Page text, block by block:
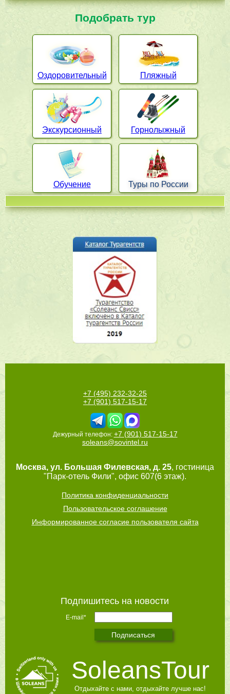
Подобрать тур
Оздоровительный Пляжный
Экскурсионный Горнолыжный
Обучение Туры по России
+7 (495) 232-32-25
+7 (901) 517-15-17
Дежурный телефон: +7 (901) 517-15-17
soleans@sovintel.ru
Москва, ул. Большая Филевская, д. 25, гостиница
"Парк-отель Фили", офис 607(6 этаж).
Политика конфиденциальности
Пользовательское соглашение
Информированное согласие пользователя сайта
Подпишитесь на новости
E-mail*
SoleansTour
Отдыхайте с нами, отдыхайте лучше нас!